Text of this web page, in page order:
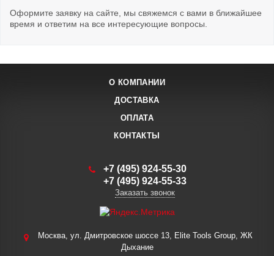
Оформите заявку на сайте, мы свяжемся с вами в ближайшее
время и ответим на все интересующие вопросы.
О КОМПАНИИ
ДОСТАВКА
ОПЛАТА
КОНТАКТЫ
+7 (495) 924-55-30
+7 (495) 924-55-33
Заказать звонок
Москва, ул. Дмитровское шоссе 13, Elite Tools Group, ЖК
Дыхание